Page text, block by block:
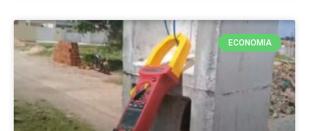
ECONOMIA